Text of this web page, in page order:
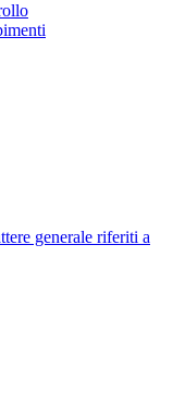
generale riferiti a